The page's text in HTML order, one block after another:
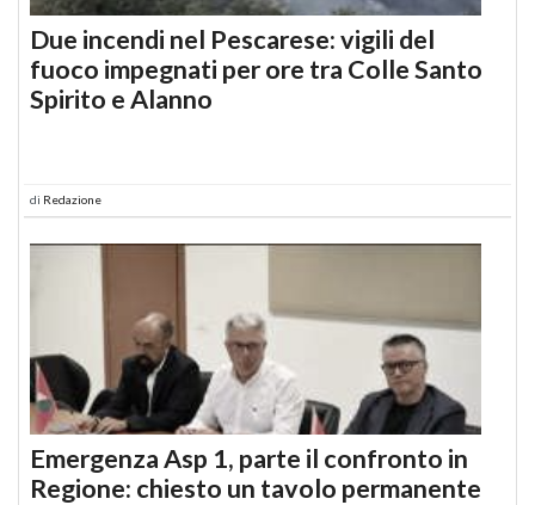
Due incendi nel Pescarese: vigili del
fuoco impegnati per ore tra Colle Santo
Spirito e Alanno
di Redazione
Emergenza Asp 1, parte il confronto in
Regione: chiesto un tavolo permanente